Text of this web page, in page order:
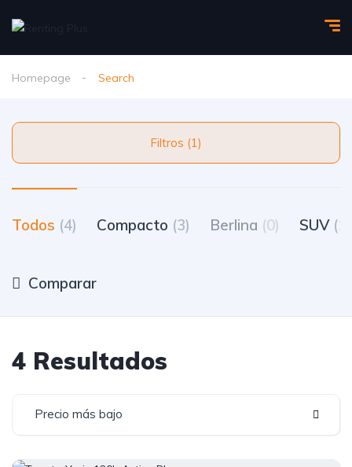
Homepage Search
Filtros (1)
Todos (4) Compacto (3) Berlina (0) SUV (1)
Comparar
4 Resultados
Precio más bajo